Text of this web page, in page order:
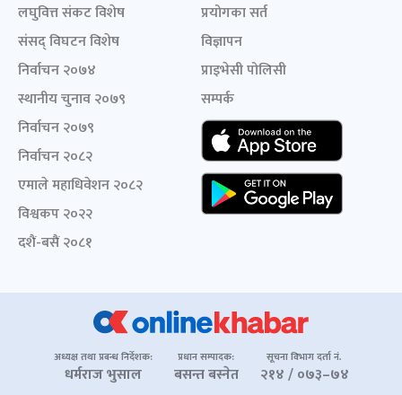
लघुवित्त संकट विशेष
संसद् विघटन विशेष
निर्वाचन २०७४
स्थानीय चुनाव २०७९
निर्वाचन २०७९
निर्वाचन २०८२
एमाले महाधिवेशन २०८२
विश्वकप २०२२
दशैं-बसैं २०८१
प्रयोगका सर्त
विज्ञापन
प्राइभेसी पोलिसी
सम्पर्क
अध्यक्ष तथा प्रबन्ध निर्देशक:
धर्मराज भुसाल
प्रधान सम्पादक:
बसन्त बस्नेत
सूचना विभाग दर्ता नं.
२१४ / ०७३–७४